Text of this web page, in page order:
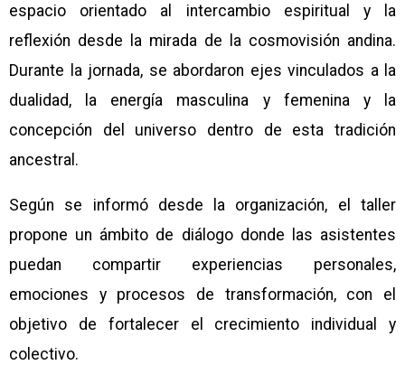
espacio orientado al intercambio espiritual y la
reflexión desde la mirada de la cosmovisión andina.
Durante la jornada, se abordaron ejes vinculados a la
dualidad, la energía masculina y femenina y la
concepción del universo dentro de esta tradición
ancestral.
Según se informó desde la organización, el taller
propone un ámbito de diálogo donde las asistentes
puedan compartir experiencias personales,
emociones y procesos de transformación, con el
objetivo de fortalecer el crecimiento individual y
colectivo.